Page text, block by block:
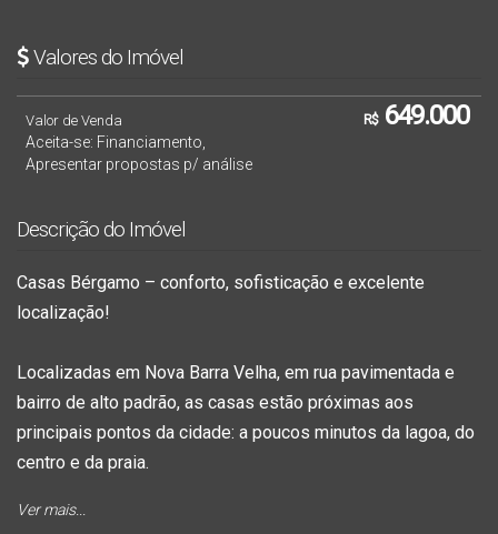
Valores do Imóvel
R$649.000
Valor de Venda
Aceita-se: Financiamento,
Apresentar propostas p/ análise
Descrição do Imóvel
Casas Bérgamo – conforto, sofisticação e excelente
localização!
Localizadas em Nova Barra Velha, em rua pavimentada e
bairro de alto padrão, as casas estão próximas aos
principais pontos da cidade: a poucos minutos da lagoa, do
centro e da praia.
Com a partir de 92,58m² de área construída, os imóveis
Ver mais...